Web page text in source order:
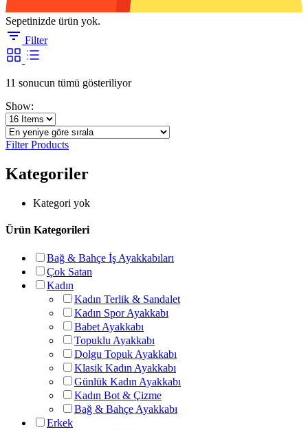
Sepetinizde ürün yok.
Filter
11 sonucun tümü gösteriliyorEn
Show:
Filter Products
Kategoriler
Kategori yok
Ürün Kategorileri
Bağ & Bahçe İş Ayakkabıları
Çok Satan
Kadın
Kadın Terlik & Sandalet
Kadın Spor Ayakkabı
Babet Ayakkabı
Topuklu Ayakkabı
Dolgu Topuk Ayakkabı
Klasik Kadın Ayakkabı
Günlük Kadın Ayakkabı
Kadın Bot & Çizme
Bağ & Bahçe Ayakkabı
Erkek